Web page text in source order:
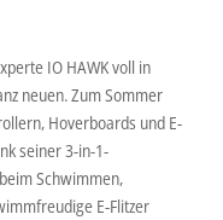
IO HAWK voll in
neuen. Zum Sommer
Hoverboards und E-
seiner 3-in-1-
Schwimmen,
E-Flitzer